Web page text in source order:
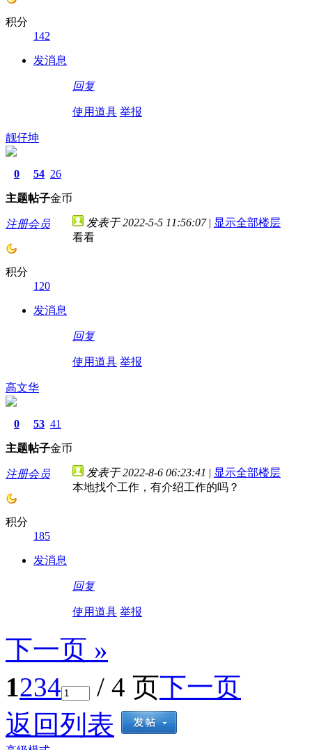
积分
142
发消息
回复
使用道具 举报
靓仔坤
0
主题
54
帖子
26
金币
注册会员
积分
120
发消息
发表于 2022-5-5 11:56:07 | 显示全部楼层
看看
回复
使用道具 举报
高文华
0
主题
53
帖子
41
金币
注册会员
积分
185
发消息
发表于 2022-8-6 06:23:41 | 显示全部楼层
本地找个工作，有介绍工作的吗？
回复
使用道具 举报
下一页 »
1234 / 4 页下一页
返回列表